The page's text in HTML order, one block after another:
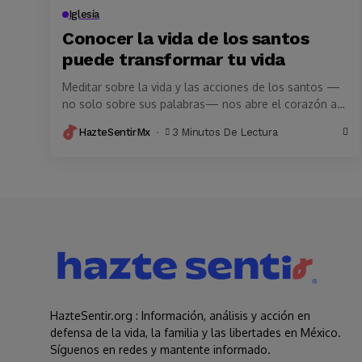
Iglesía
Conocer la vida de los santos
puede transformar tu vida
Meditar sobre la vida y las acciones de los santos —
no solo sobre sus palabras— nos abre el corazón a
HazteSentirMx 3 Minutos De Lectura
HazteSentir.org : Información, análisis y acción en
defensa de la vida, la familia y las libertades en México.
Síguenos en redes y mantente informado.